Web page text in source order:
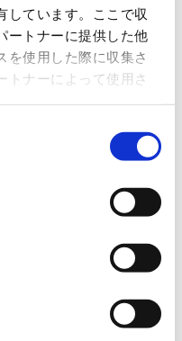
しています。ここで収
ートナーに提供した他
を使用した際に収集さ
トナーによって使用さ
2014
Fort Co., Ltd.,
Electric